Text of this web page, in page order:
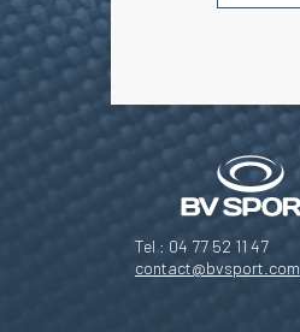
Tel : 04 77 52 11 47
contact@bvsport.com